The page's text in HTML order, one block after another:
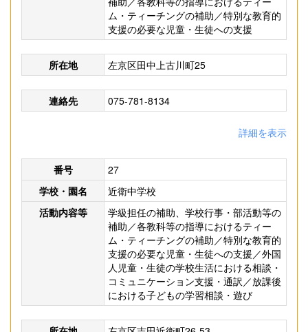
ム・ティーチングの補助／特別な教育的
支援の必要な児童・生徒への支援
所在地 左京区田中上古川町25
連絡先 075-781-8134
詳細を表示
番号
27
学校・園名
近衛中学校
活動内容等
学級担任の補助、学校行事・部活動等の
補助／各教科等の指導におけるティー
ム・ティーチングの補助／特別な教育的
支援の必要な児童・生徒への支援／外国
人児童・生徒の学校生活における相談・
コミュニケーション支援・通訳／放課後
における子どもの学習相談・遊び